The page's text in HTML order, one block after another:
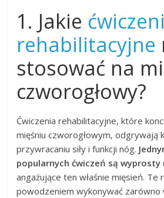
1. Jakie
rehabilitacyjne
stosować na
czworogłowy?
Ćwiczenia rehabilitacyjne, które
mięśniu czworogłowym, odgrywają
przywracaniu siły i funkcji nóg.
popularnych ćwiczeń są wyprosty
angażujące ten właśnie mięsień. Te
powodzeniem wykonywać zarówno